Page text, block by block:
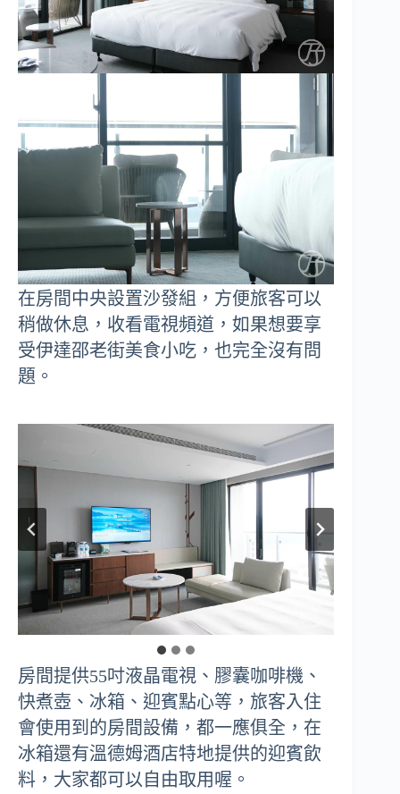
在房間中央設置沙發組，方便旅客可以
稍做休息，收看電視頻道，如果想要享
受伊達邵老街美食小吃，也完全沒有問
題。
房間提供55吋液晶電視、膠囊咖啡機、
快煮壺、冰箱、迎賓點心等，旅客入住
會使用到的房間設備，都一應俱全，在
冰箱還有溫德姆酒店特地提供的迎賓飲
料，大家都可以自由取用喔。